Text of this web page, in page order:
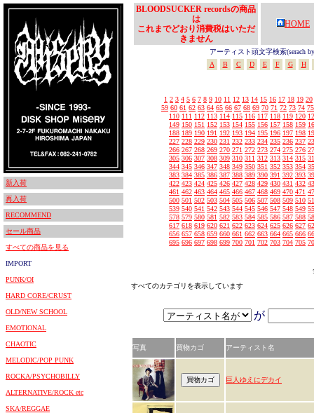
新入荷
再入荷
RECOMMEND
セール商品
すべての商品を見る
IMPORT
PUNK/OI
HARD CORE/CRUST
OLD/NEW SCHOOL
EMOTIONAL
CHAOTIC
MELODIC/POP PUNK
ROCKA/PSYCHOBILLY
ALTERNATIVE/ROCK etc
SKA/REGGAE
BLOODSUCKER recordsの商品
は
これまでどおり消費税はいただ
きません
HOME
アーティスト頭文字検索(serach
A
B C D E F G H
1 2 3 4 5 6 7 8 9 10 11 12 13 14 15 16 17 18 19 20
59 60 61 62 63 64 65 66 67 68 69 70 71 72 73 74 75
110 111 112 113 114 115 116 117 118 119 120
149 150 151 152 153 154 155 156 157 158 159
188 189 190 191 192 193 194 195 196 197 198
227 228 229 230 231 232 233 234 235 236 237
266 267 268 269 270 271 272 273 274 275 276
305 306 307 308 309 310 311 312 313 314 315
344 345 346 347 348 349 350 351 352 353 354
383 384 385 386 387 388 389 390 391 392 393
422 423 424 425 426 427 428 429 430 431 432
461 462 463 464 465 466 467 468 469 470 471
500 501 502 503 504 505 506 507 508 509 510
539 540 541 542 543 544 545 546 547 548 549
578 579 580 581 582 583 584 585 586 587 588
617 618 619 620 621 622 623 624 625 626 627
656 657 658 659 660 661 662 663 664 665 666
695 696 697 698 699 700 701 702 703 704 705
すべてのカテゴリを表示しています
が
写真 買物カゴ アーティスト名
巨人ゆえにデカイ